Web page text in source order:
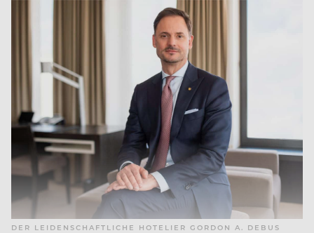
DER LEIDENSCHAFTLICHE HOTELIER GORDON A. DEBUS